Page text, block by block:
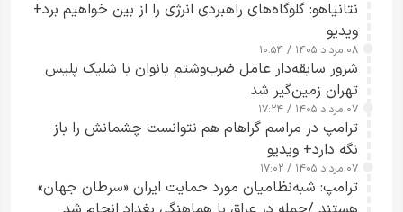
نتانیاهو: گلوگاه‌های راهبردی انرژی را از بین خواهیم برد+
ویدیو
۰۸ مرداد ۱۴۰۵ / ۱۰:۵۴
شرور سابقه‌دار عامل ضرب‌وشتم بانوان با شلیک پلیس
تهران زمین‌گیر شد
۰۷ مرداد ۱۴۰۵ / ۱۷:۲۴
ترامپ در مراسم گراهام هم نتوانست چشمانش را باز
نگه دارد+ ویدیو
۰۷ مرداد ۱۴۰۵ / ۱۷:۰۲
ترامپ: شبه‌نظامیان مورد حمایت ایران «سرطان جهان»